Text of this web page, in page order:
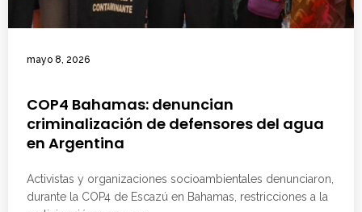
mayo 8, 2026
COP4 Bahamas: denuncian
criminalización de defensores del agua
en Argentina
Activistas y organizaciones socioambientales denunciaron,
durante la COP4 de Escazú en Bahamas, restricciones a la